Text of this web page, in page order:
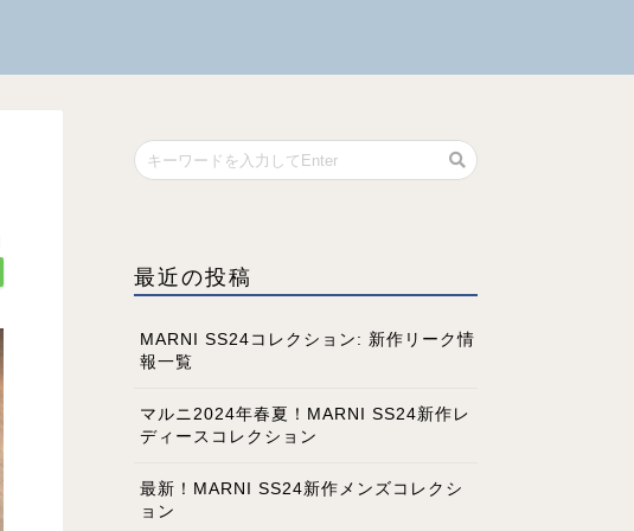
最近の投稿
MARNI SS24コレクション: 新作リーク情
報一覧
マルニ2024年春夏！MARNI SS24新作レ
ディースコレクション
最新！MARNI SS24新作メンズコレクシ
ョン